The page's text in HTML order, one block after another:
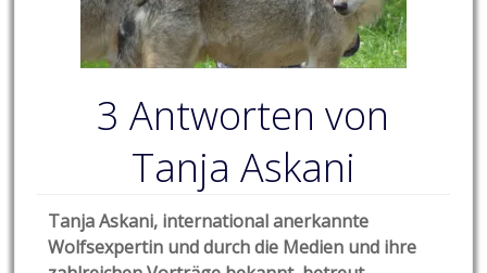
3 Antworten von
Tanja Askani
Tanja Askani, international anerkannte
Wolfsexpertin und durch die Medien und ihre